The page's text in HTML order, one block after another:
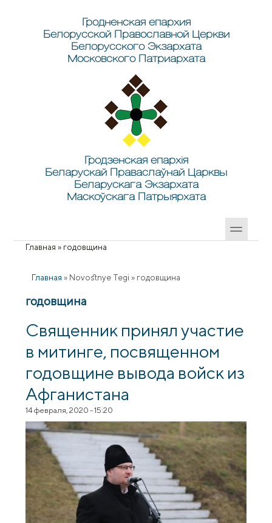
Гродненская епархия
Белорусской Православной Церкви
Белорусского Экзархата
Московского Патриархата
Гродзенская епархія
Беларускай Праваслаўнай Царквы
Беларускага Экзархата
Маскоўскага Патрыярхата
Вы здесь
Главная » годовщина
Главная » Novostnye Tegi » годовщина
годовщина
Священник принял участие
в митинге, посвященном
годовщине вывода войск из
Афганистана
14 февраля, 2020 - 15:20